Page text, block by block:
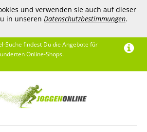
und verwenden sie auch auf dieser
in unseren Datenschutzbestimmungen.
Suche findest Du die Angebote für
Online-Shops.